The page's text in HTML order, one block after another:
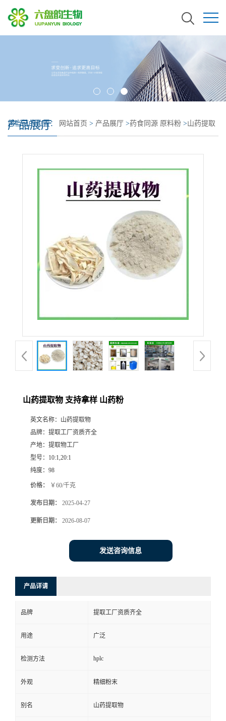
产品展厅
您当前的位置： 网站首页 > 产品展厅 >药食同源 原料粉 >山药提取
山药提取物 支持拿样 山药粉
英文名称： 山药提取物
品牌： 提取工厂资质齐全
产地： 提取物工厂
型号： 10:1,20:1
纯度： 98
价格： ￥60/千克
发布日期： 2025-04-27
更新日期： 2026-08-07
发送咨询信息
产品详请
品牌 提取工厂资质齐全
用途 广泛
检测方法 hplc
外观 精细粉末
别名 山药提取物